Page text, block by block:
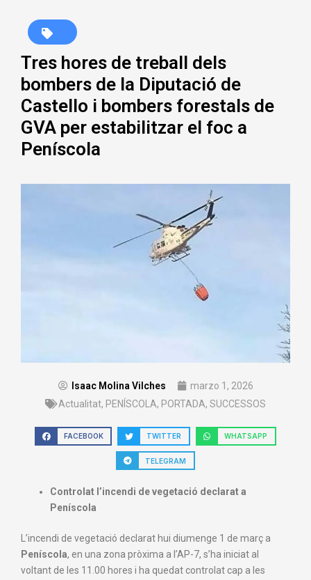
Tres hores de treball dels
bombers de la Diputació de
Castello i bombers forestals de
GVA per estabilitzar el foc a
Peníscola
Isaac Molina Vilches
marzo 1, 2026
Actualitat, PENÍSCOLA, PORTADA, SUCCESSOS
FACEBOOK TWITTER WHATSAPP
TELEGRAM
Controlat l’incendi de vegetació declarat a
Peníscola
L’incendi de vegetació declarat hui diumenge 1 de març a
Peníscola, en una zona pròxima a l’AP-7, s’ha iniciat al
voltant de les 11.00 hores i ha quedat controlat cap a les